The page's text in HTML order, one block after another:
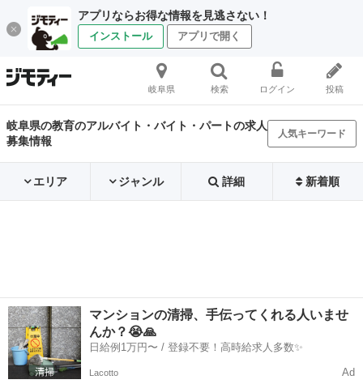
アプリならお得な情報を見逃さない！
インストール アプリで開く
岐阜県 検索 ログイン 投稿
岐阜県の教育のアルバイト・バイト・パートの求人
募集情報
人気キーワード
エリア ジャンル 詳細 新着順
マンションの清掃、手伝ってくれる人いませ
んか？😭🙏
日給例1万円〜 / 登録不要！高時給求人多数✨
Lacotto Ad